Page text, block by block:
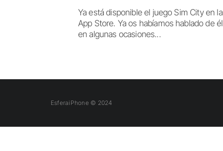
Ya está disponible el juego Sim City en la
App Store. Ya os habíamos hablado de él
en algunas ocasiones...
EsferaiPhone © 2024